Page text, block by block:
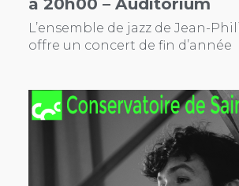
L’ensemble de jazz de Jean-
offre un concert de fin d’année